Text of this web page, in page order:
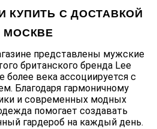
КУПИТЬ С ДОСТАВКОЙ
МОСКВЕ
представлены мужские
британского бренда Lee
более века ассоциируется с
Благодаря гармоничному
и современных модных
помогает создавать
гардероб на каждый день.